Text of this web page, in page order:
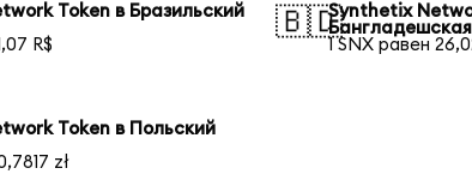
Token в Бразильский
R$
🇧🇩Synthetix
1 SNX равен
Token в Польский
zł